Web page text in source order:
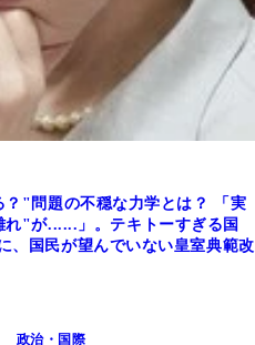
"問題の不穏な力学とは？ 「実
"が......」。テキトーすぎる国
、国民が望んでいない皇室典範改
政治・国際